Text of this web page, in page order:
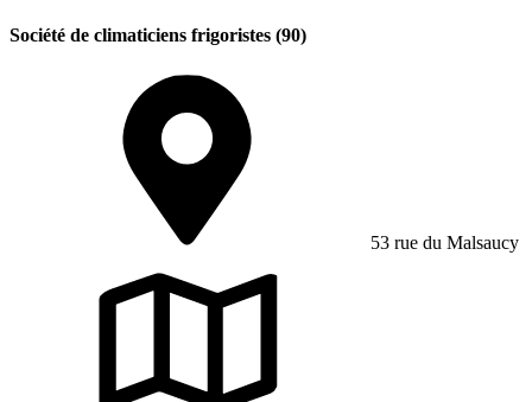
Société de climaticiens frigoristes (90)
53 rue du Malsaucy